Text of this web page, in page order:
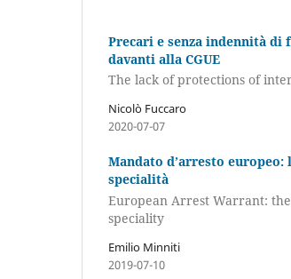
Precari e senza indennità
davanti alla CGUE
The lack of protections of
Nicolò Fuccaro
2020-07-07
Mandato d’arresto
specialità
European Arrest Warrant:
speciality
Emilio Minniti
2019-07-10